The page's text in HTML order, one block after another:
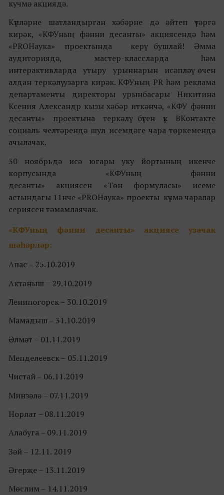
кучмә акциядә.
Күпләрне шатландырган хәбәрне дә әйтеп үтәргә
кирәк, «КФУның фәнни десанты» акциясендә һәм
«PROНаука» проектында керү бушлай! Әмма
аудиториядә, мастер-классларда һәм
интерактивларда утыру урыннарын исәпләү өчен
алдан теркәлү узарга кирәк. КФУның PR һәм реклама
департаменты директоры урынбасары Никитина
Ксения Александр кызы хәбәр иткәнчә, «КФУ фәнни
десанты» проектына теркәлү бүген үк ВКонтакте
социаль челтәрендә шул исемдәге чара төркемендә
ачылачак.
30 ноябрьдә исә югары уку йортының икенче
корпусында «КФУның фәнни
десанты» акциясен «Төн формуласы» исеме
астындагы 11нче «PROНаука» проекты күчмә чаралар
сериясен тәмамлаячак.
«КФУның фәнни десанты» акциясе узачак
шәһәрләр:
Апас – 25.10.2019
Актаныш – 29.10.2019
Лениногорск – 30.10.2019
Мамадыш – 31.10.2019
Әлмәт – 01.11.2019
Менделеевск – 05.11.2019
Чистай – 06.11.2019
Минзәлә – 07.11.2019
Норлат – 08.11.2019
Алабуга – 09.11.2019
Зәй – 12.11. 2019
Әгерҗе – 13.11.2019
Мөслим – 14.11.2019